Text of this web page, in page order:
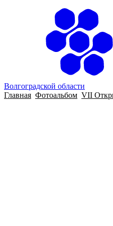
Волгоградской области
Главная Фотоальбом VII